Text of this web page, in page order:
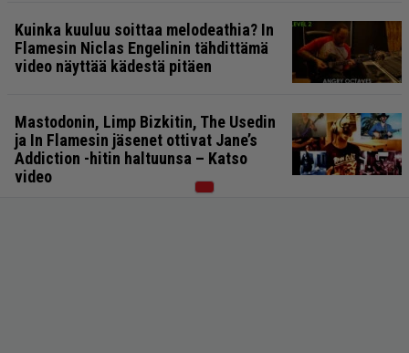
Kuinka kuuluu soittaa melodeathia? In
Flamesin Niclas Engelinin tähdittämä
video näyttää kädestä pitäen
Mastodonin, Limp Bizkitin, The Usedin
ja In Flamesin jäsenet ottivat Jane’s
Addiction -hitin haltuunsa – Katso
video